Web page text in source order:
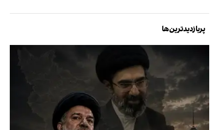
پربازدیدترین‌ها